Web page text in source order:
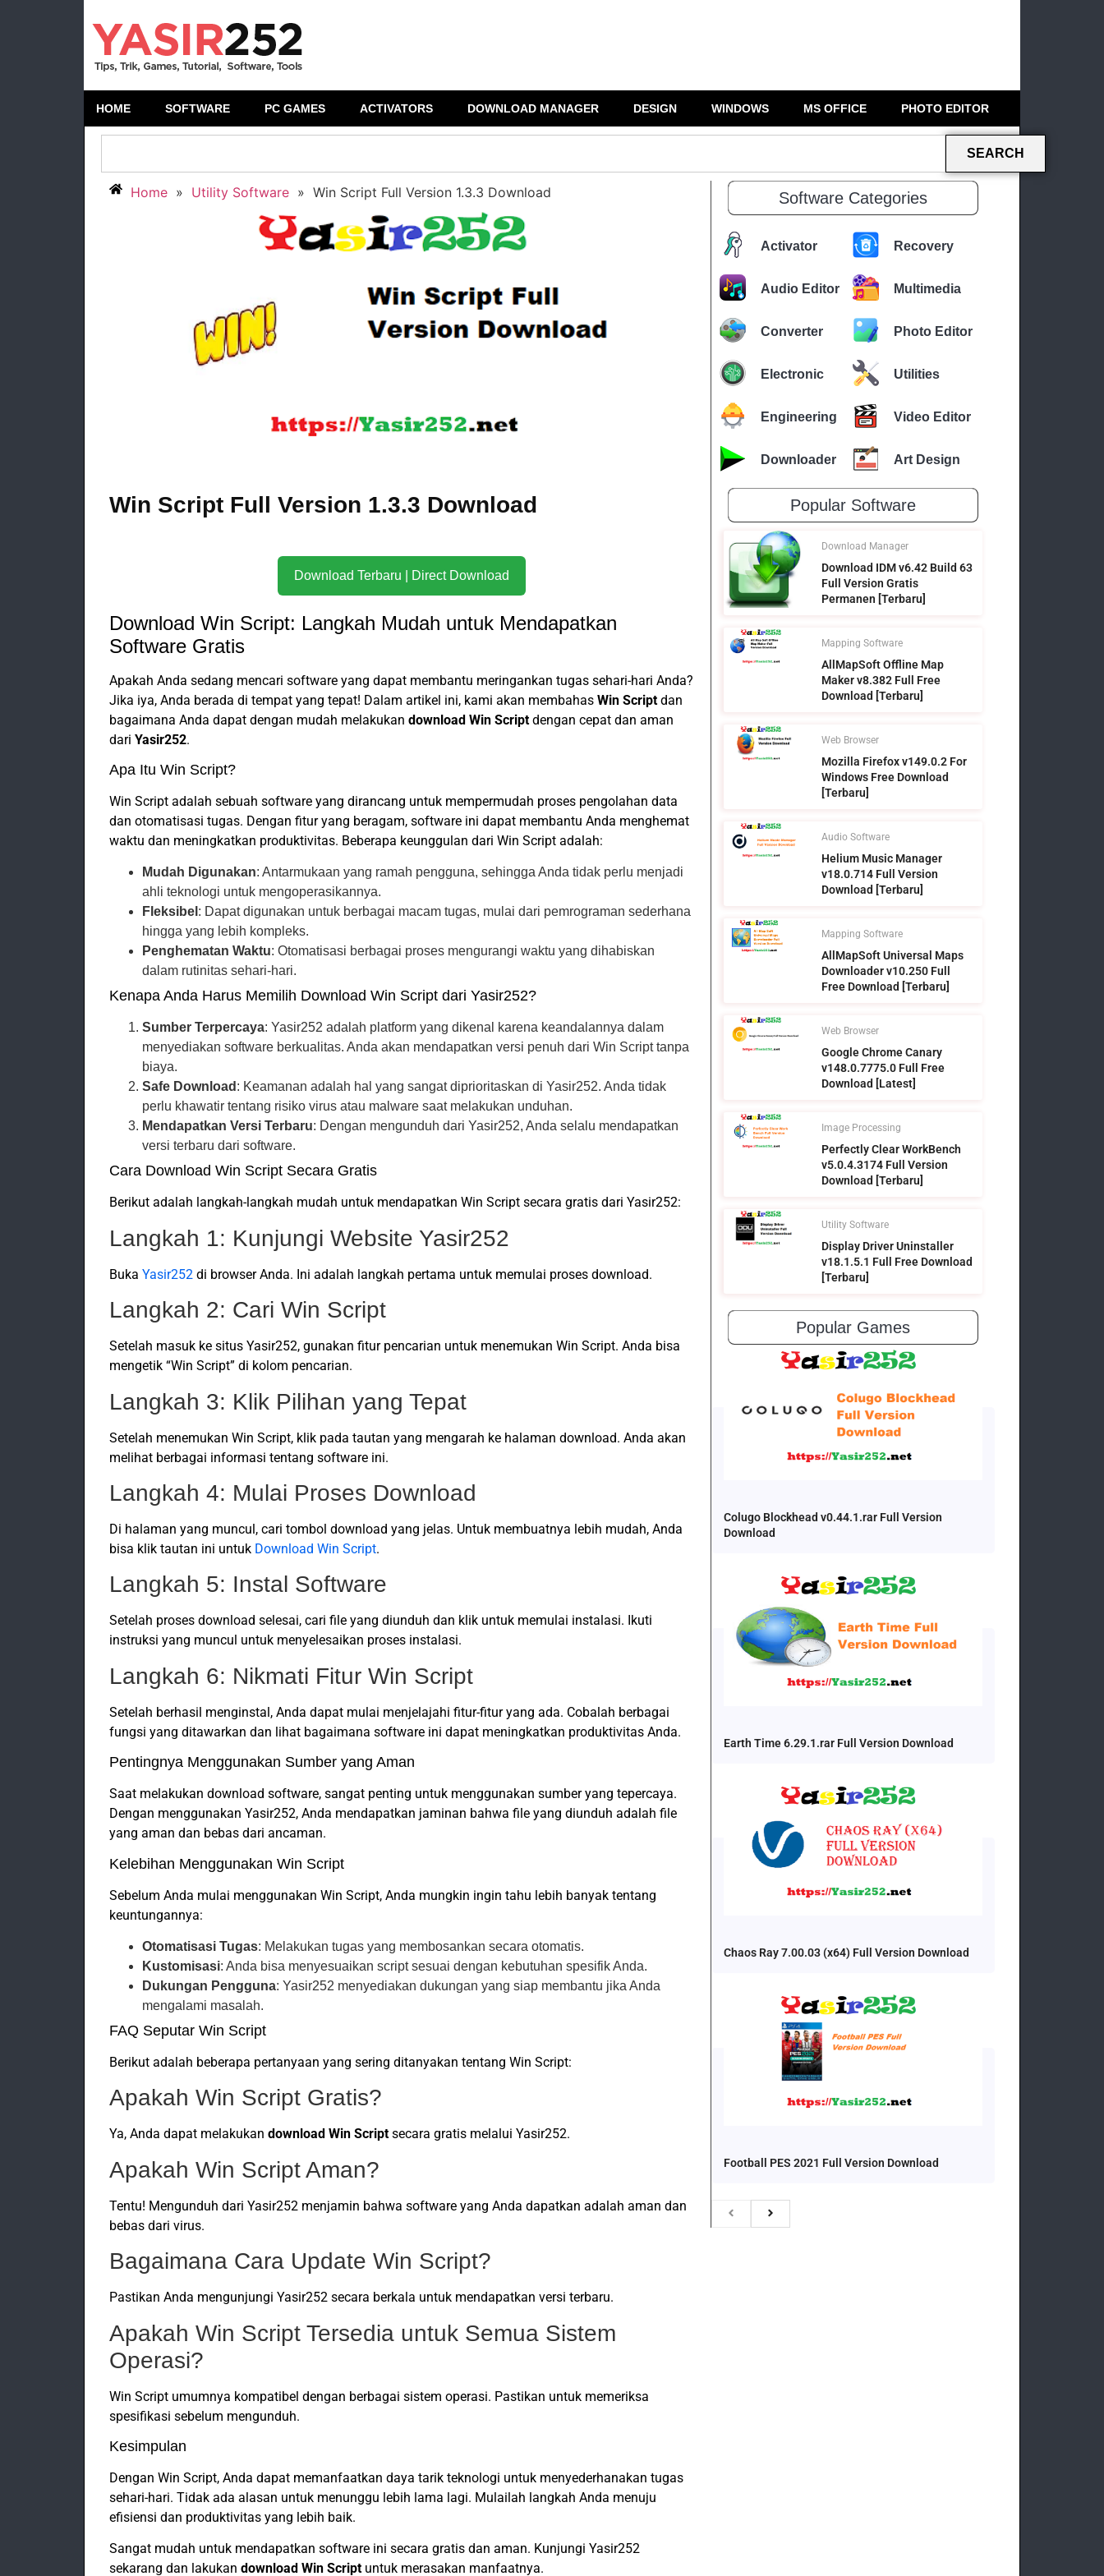
HOME SOFTWARE PC GAMES ACTIVATORS DOWNLOAD MANAGER DESIGN WINDOWS MS OFFICE PHOTO EDITOR
SEARCH
Home » Utility Software » Win Script Full Version 1.3.3 Download
Win Script Full Version 1.3.3 Download
Download Terbaru | Direct Download
Download Win Script: Langkah Mudah untuk Mendapatkan
Software Gratis
Apakah Anda sedang mencari software yang dapat membantu meringankan tugas sehari-hari Anda?
Jika iya, Anda berada di tempat yang tepat! Dalam artikel ini, kami akan membahas Win Script dan
bagaimana Anda dapat dengan mudah melakukan download Win Script dengan cepat dan aman
dari Yasir252.
Apa Itu Win Script?
Win Script adalah sebuah software yang dirancang untuk mempermudah proses pengolahan data
dan otomatisasi tugas. Dengan fitur yang beragam, software ini dapat membantu Anda menghemat
waktu dan meningkatkan produktivitas. Beberapa keunggulan dari Win Script adalah:
Mudah Digunakan: Antarmukaan yang ramah pengguna, sehingga Anda tidak perlu menjadi
ahli teknologi untuk mengoperasikannya.
Fleksibel : Dapat digunakan untuk berbagai macam tugas, mulai dari pemrograman sederhana
hingga yang lebih kompleks.
Penghematan Waktu: Otomatisasi berbagai proses mengurangi waktu yang dihabiskan
dalam rutinitas sehari-hari.
Kenapa Anda Harus Memilih Download Win Script dari Yasir252?
Sumber Terpercaya: Yasir252 adalah platform yang dikenal karena keandalannya dalam
menyediakan software berkualitas. Anda akan mendapatkan versi penuh dari Win Script tanpa
biaya.
Safe Download : Keamanan adalah hal yang sangat diprioritaskan di Yasir252. Anda tidak
perlu khawatir tentang risiko virus atau malware saat melakukan unduhan.
Mendapatkan Versi Terbaru: Dengan mengunduh dari Yasir252, Anda selalu mendapatkan
versi terbaru dari software.
Cara Download Win Script Secara Gratis
Berikut adalah langkah-langkah mudah untuk mendapatkan Win Script secara gratis dari Yasir252:
Langkah 1: Kunjungi Website Yasir252
Buka Yasir252 di browser Anda. Ini adalah langkah pertama untuk memulai proses download.
Langkah 2: Cari Win Script
Setelah masuk ke situs Yasir252, gunakan fitur pencarian untuk menemukan Win Script. Anda bisa
mengetik “Win Script” di kolom pencarian.
Langkah 3: Klik Pilihan yang Tepat
Setelah menemukan Win Script, klik pada tautan yang mengarah ke halaman download. Anda akan
melihat berbagai informasi tentang software ini.
Langkah 4: Mulai Proses Download
Di halaman yang muncul, cari tombol download yang jelas. Untuk membuatnya lebih mudah, Anda
bisa klik tautan ini untuk Download Win Script.
Langkah 5: Instal Software
Setelah proses download selesai, cari file yang diunduh dan klik untuk memulai instalasi. Ikuti
instruksi yang muncul untuk menyelesaikan proses instalasi.
Langkah 6: Nikmati Fitur Win Script
Setelah berhasil menginstal, Anda dapat mulai menjelajahi fitur-fitur yang ada. Cobalah berbagai
fungsi yang ditawarkan dan lihat bagaimana software ini dapat meningkatkan produktivitas Anda.
Pentingnya Menggunakan Sumber yang Aman
Saat melakukan download software, sangat penting untuk menggunakan sumber yang tepercaya.
Dengan menggunakan Yasir252, Anda mendapatkan jaminan bahwa file yang diunduh adalah file
yang aman dan bebas dari ancaman.
Kelebihan Menggunakan Win Script
Sebelum Anda mulai menggunakan Win Script, Anda mungkin ingin tahu lebih banyak tentang
keuntungannya:
Otomatisasi Tugas: Melakukan tugas yang membosankan secara otomatis.
Kustomisasi: Anda bisa menyesuaikan script sesuai dengan kebutuhan spesifik Anda.
Dukungan Pengguna: Yasir252 menyediakan dukungan yang siap membantu jika Anda
mengalami masalah.
FAQ Seputar Win Script
Berikut adalah beberapa pertanyaan yang sering ditanyakan tentang Win Script:
Apakah Win Script Gratis?
Ya, Anda dapat melakukan download Win Script secara gratis melalui Yasir252.
Apakah Win Script Aman?
Tentu! Mengunduh dari Yasir252 menjamin bahwa software yang Anda dapatkan adalah aman dan
bebas dari virus.
Bagaimana Cara Update Win Script?
Pastikan Anda mengunjungi Yasir252 secara berkala untuk mendapatkan versi terbaru.
Apakah Win Script Tersedia untuk Semua Sistem
Operasi?
Win Script umumnya kompatibel dengan berbagai sistem operasi. Pastikan untuk memeriksa
spesifikasi sebelum mengunduh.
Kesimpulan
Dengan Win Script, Anda dapat memanfaatkan daya tarik teknologi untuk menyederhanakan tugas
sehari-hari. Tidak ada alasan untuk menunggu lebih lama lagi. Mulailah langkah Anda menuju
efisiensi dan produktivitas yang lebih baik.
Sangat mudah untuk mendapatkan software ini secara gratis dan aman. Kunjungi Yasir252
sekarang dan lakukan download Win Script untuk merasakan manfaatnya.
Software Categories
Activator Recovery
Audio Editor Multimedia
Converter Photo Editor
Electronic Utilities
Engineering Video Editor
Downloader Art Design
Popular Software
Download Manager
Download IDM v6.42 Build 63
Full Version Gratis
Permanen [Terbaru]
Mapping Software
AllMapSoft Offline Map
Maker v8.382 Full Free
Download [Terbaru]
Web Browser
Mozilla Firefox v149.0.2 For
Windows Free Download
[Terbaru]
Audio Software
Helium Music Manager
v18.0.714 Full Version
Download [Terbaru]
Mapping Software
AllMapSoft Universal Maps
Downloader v10.250 Full
Free Download [Terbaru]
Web Browser
Google Chrome Canary
v148.0.7775.0 Full Free
Download [Latest]
Image Processing
Perfectly Clear WorkBench
v5.0.4.3174 Full Version
Download [Terbaru]
Utility Software
Display Driver Uninstaller
v18.1.5.1 Full Free Download
[Terbaru]
Popular Games
Colugo Blockhead v0.44.1.rar Full Version
Download
Earth Time 6.29.1.rar Full Version Download
Chaos Ray 7.00.03 (x64) Full Version Download
Football PES 2021 Full Version Download